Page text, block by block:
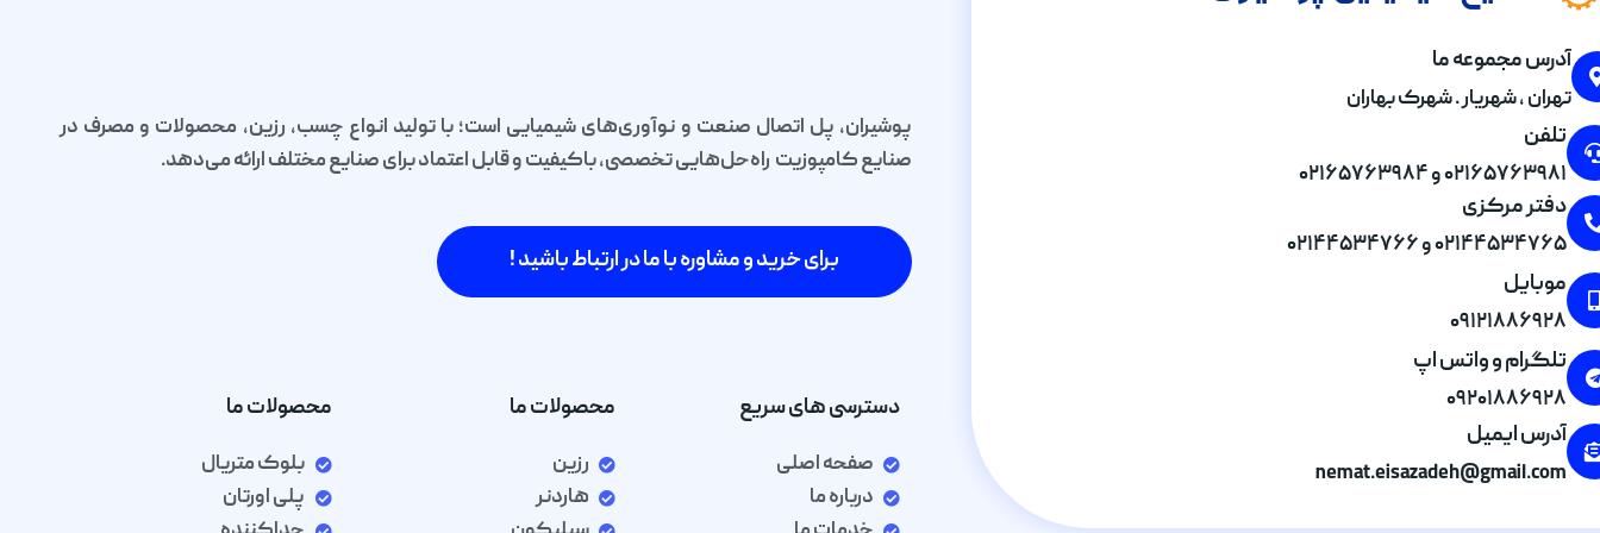
آدرس مجموعه ما
تهران , شهریار . شهرک بهاران
تلفن
۰۲۱۶۵۷۶۳۹۸۱ و ۰۲۱۶۵۷۶۳۹۸۴
دفتر مرکزی
۰۲۱۴۴۵۳۴۷۶۵ و ۰۲۱۴۴۵۳۴۷۶۶
موبایل
۰۹۱۲۱۸۸۶۹۲۸
تلگرام و واتس اپ
۰۹۲۰۱۸۸۶۹۲۸
آدرس ایمیل
nemat.eisazadeh@gmail.com
پوشیران، پل اتصال صنعت و نوآوری‌های شیمیایی است؛ با تولید انواع چسب، رزین، محصولات و مصرف در
صنایع کامپوزیت راه‌حل‌هایی تخصصی، باکیفیت و قابل اعتماد برای صنایع مختلف ارائه می‌دهد.
برای خرید و مشاوره با ما در ارتباط باشید !
دسترسی های سریع
صفحه اصلی
درباره ما
محصولات ما
رزین
هاردنر
محصولات ما
بلوک متریال
پلی اورتان